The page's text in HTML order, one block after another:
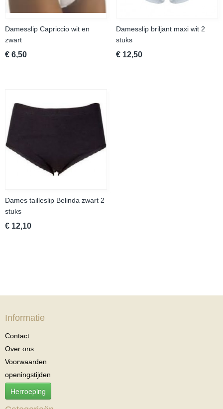
Damesslip Capriccio wit en
zwart
€ 6,50
Damesslip briljant maxi wit 2
stuks
€ 12,50
Dames tailleslip Belinda zwart 2
stuks
€ 12,10
Informatie
Contact
Over ons
Voorwaarden
openingstijden
Herroeping